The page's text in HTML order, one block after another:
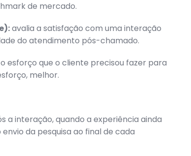
de mercado.
avalia a satisfação com uma interação
do atendimento pós-chamado.
esforço que o cliente precisou fazer para
melhor.
a interação, quando a experiência ainda
da pesquisa ao final de cada